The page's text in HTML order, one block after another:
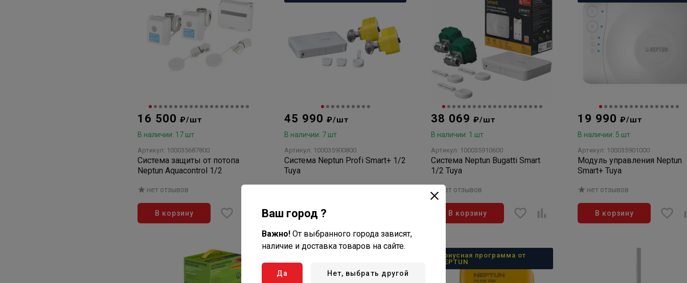
16 500₽/шт
В наличии: 17 шт
Артикул: 100035687800
Система защиты от потопа
Neptun Aquacontrol 1/2
нет отзывов
В корзину
45 990₽/шт
В наличии: 7 шт
Артикул: 100035900800
Система Neptun Profi Smart+ 1/2
Tuya
В корзину
38 069₽/шт
В наличии: 1 шт
Артикул: 100035910600
Система Neptun Bugatti Smart
1/2 Tuya
нет отзывов
В корзину
19 990₽/шт
В наличии: 5 шт
Артикул: 100035901000
Модуль управления Neptun
Smart+ Tuya
нет отзывов
В корзину
NEPTUN
Бонусная программа от
NEPTUN
Ваш город ?
Важно! От выбранного города зависят,
наличие и доставка товаров на сайте.
Да Нет, выбрать другой